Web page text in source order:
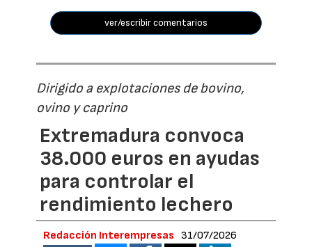
ver/escribir comentarios
Dirigido a explotaciones de bovino,
ovino y caprino
Extremadura convoca
38.000 euros en ayudas
para controlar el
rendimiento lechero
Redacción Interempresas 31/07/2026